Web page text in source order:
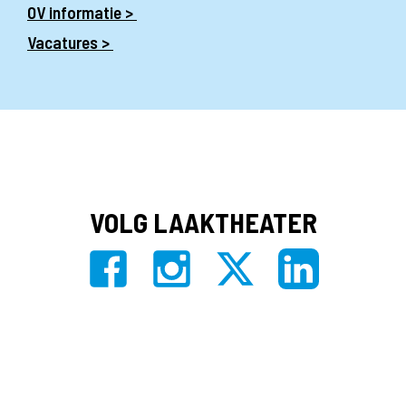
OV informatie >
Vacatures >
VOLG LAAKTHEATER